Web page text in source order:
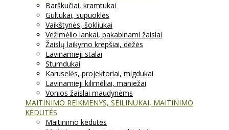
Barškučiai, kramtukai
Gultukai, supuoklės
Vaikštynės, šokliukai
Vežimėlio lankai, pakabinami žaislai
Žaislų laikymo krepšiai, dėžės
Lavinamieji stalai
Stumdukai
Karuselės, projektoriai, migdukai
Lavinamieji kilimėliai, maniežai
Vonios žaislai maudynėms
MAITINIMO REIKMENYS, SEILINUKAI, MAITINIMO
KĖDUTĖS
Maitinimo kėdutės